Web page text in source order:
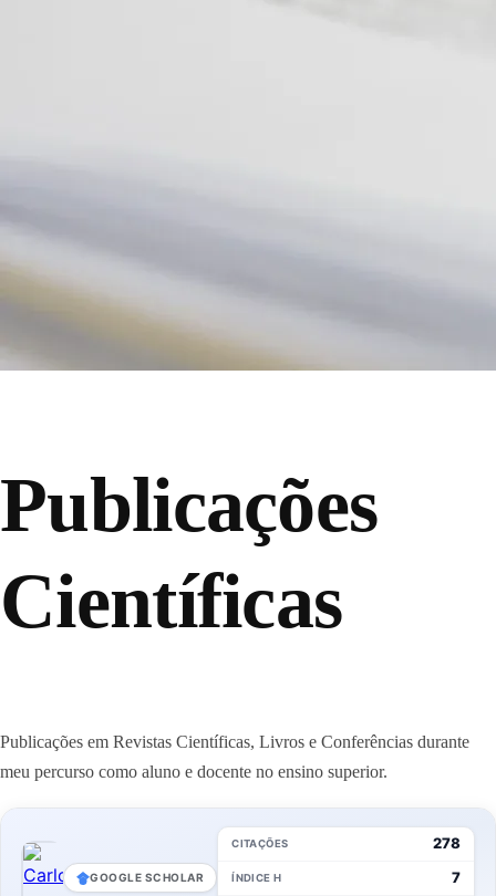
Publicações
Científicas
Publicações em Revistas Científicas, Livros e Conferências durante
meu percurso como aluno e docente no ensino superior.
GOOGLE SCHOLAR
CITAÇÕES 278
ÍNDICE H 7